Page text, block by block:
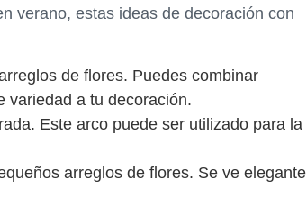
verano, estas ideas de decoración con
de flores. Puedes combinar
variedad a tu decoración.
Este arco puede ser utilizado para la
arreglos de flores. Se ve elegante